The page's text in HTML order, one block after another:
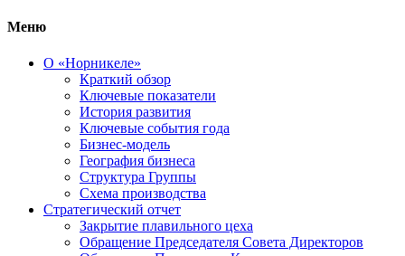
Меню
О «Норникеле»
Краткий обзор
Ключевые показатели
История развития
Ключевые события года
Бизнес-модель
География бизнеса
Структура Группы
Схема производства
Стратегический отчет
Закрытие плавильного цеха
Обращение Председателя Совета Директоров